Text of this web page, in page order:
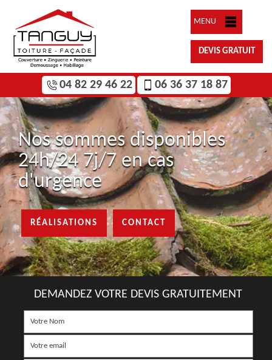
MENU
DEVIS GRATUIT
04 82 29 46 22 06 36 37 18 87
Nos sommes disponibles
24h/24 7j/7 en cas
d'urgence
RÉALISATIONS CONTACT
DEMANDEZ VOTRE DEVIS GRATUITEMENT